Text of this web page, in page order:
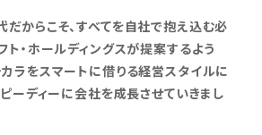
からこそ、すべてを自社で抱え込む必
ト・ホールディングスが提案するよう
ラをスマートに借りる経営スタイルに
ピーディーに会社を成長させていきまし